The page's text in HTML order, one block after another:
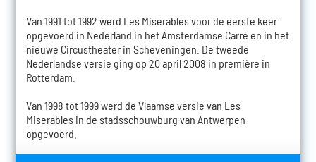
Van 1991 tot 1992 werd Les Miserables voor de eerste keer
opgevoerd in Nederland in het Amsterdamse Carré en in het
nieuwe Circustheater in Scheveningen. De tweede
Nederlandse versie ging op 20 april 2008 in première in
Rotterdam.
Van 1998 tot 1999 werd de Vlaamse versie van Les
Miserables in de stadsschouwburg van Antwerpen
opgevoerd.